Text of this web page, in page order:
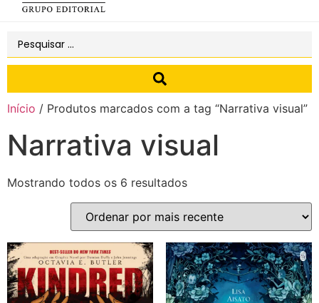
Início / Produtos marcados com a tag “Narrativa visual”
Narrativa visual
Mostrando todos os 6 resultados